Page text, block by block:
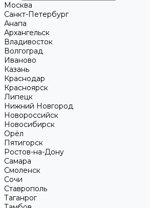
Москва
Санкт-Петербург
Анапа
Архангельск
Владивосток
Волгоград
Иваново
Казань
Краснодар
Красноярск
Липецк
Нижний Новгород
Новороссийск
Новосибирск
Орёл
Пятигорск
Ростов-на-Дону
Самара
Смоленск
Сочи
Ставрополь
Таганрог